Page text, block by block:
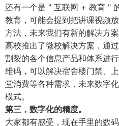
还有一个是 " 互联网 + 教育 "
教育，可能会提到把讲课视频
方法，未来我们有新的解决方
高校推出了微校解决方案，通
割裂的各个信息产品和体系进
维码，可以解决宿舍楼门禁、
堂消费等各种需求，未来数字
模式。
第三，数字化的精度。
大家都有感受，现在手里的数